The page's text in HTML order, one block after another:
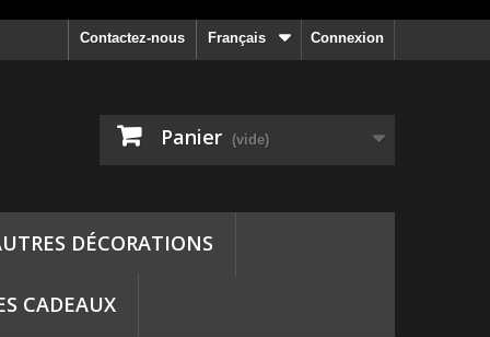
Connexion
Français
Contactez-nous
Panier (vide)
DÉCORATIONS
CADEAUX